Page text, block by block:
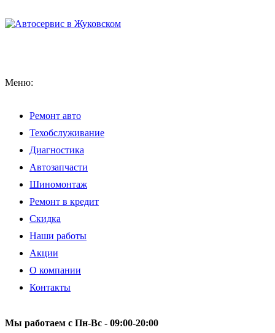
Меню:
Ремонт авто
Техобслуживание
Диагностика
Автозапчасти
Шиномонтаж
Ремонт в кредит
Скидка
Наши работы
Акции
О компании
Контакты
Мы работаем с Пн-Вc - 09:00-20:00